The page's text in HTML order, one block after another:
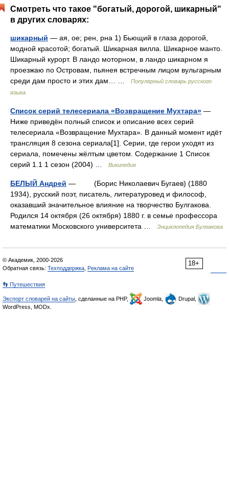
Смотреть что такое "богатый, дорогой, шикарный"
в других словарях:
шикарный — ая, ое; рен, рна 1) Бьющий в глаза дорогой,
модной красотой; богатый. Шикарная вилла. Шикарное манто.
Шикарный курорт. В ландо моторном, в ландо шикарном я
проезжаю по Островам, пьянея встречным лицом вульгарным
среди дам просто и этих дам… …
Популярный словарь русского
языка
Список серий телесериала «Возвращение Мухтара» —
Ниже приведён полный список и описание всех серий
телесериала «Возвращение Мухтара». В данный момент идёт
трансляция 8 сезона сериала[1]. Серии, где герои уходят из
сериала, помечены жёлтым цветом. Содержание 1 Список
серий 1.1 1 сезон (2004) …
Википедия
БЕЛЫЙ Андрей — (Борис Николаевич Бугаев) (1880
1934), русский поэт, писатель, литературовед и философ,
оказавший значительное влияние на творчество Булгакова.
Родился 14 октября (26 октября) 1880 г. в семье профессора
математики Московского университета …
Энциклопедия Булгакова
18+
© Академик, 2000-2026
Обратная связь: Техподдержка Реклама на сайте
👣 Путешествия
Экспорт словарей на сайты , сделанные на PHP, Joomla,
Drupal,
WordPress, MODx.